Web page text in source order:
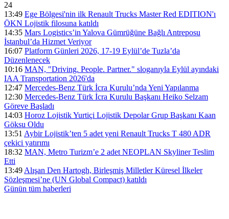
24
13:49 Ege Bölgesi'nin ilk Renault Trucks Master Red EDITION'ı
ÖKN Lojistik filosuna katıldı
14:35 Mars Logistics’in Yalova Gümrüğüne Bağlı Antreposu
İstanbul’da Hizmet Veriyor
16:07 Platform Günleri 2026, 17-19 Eylül’de Tuzla’da
Düzenlenecek
10:16 MAN, "Driving. People. Partner." sloganıyla Eylül ayındaki
IAA Transportation 2026'da
12:47 Mercedes-Benz Türk İcra Kurulu’nda Yeni Yapılanma
12:30 Mercedes-Benz Türk İcra Kurulu Başkanı Heiko Selzam
Göreve Başladı
14:03 Horoz Lojistik Yurtiçi Lojistik Depolar Grup Başkanı Kaan
Göksu Oldu
13:51 Aybir Lojistik’ten 5 adet yeni Renault Trucks T 480 ADR
çekici yatırımı
18:32 MAN, Metro Turizm’e 2 adet NEOPLAN Skyliner Teslim
Etti
13:49 Alışan Den Hartogh, Birleşmiş Milletler Küresel İlkeler
Sözleşmesi’ne (UN Global Compact) katıldı
Günün tüm haberleri